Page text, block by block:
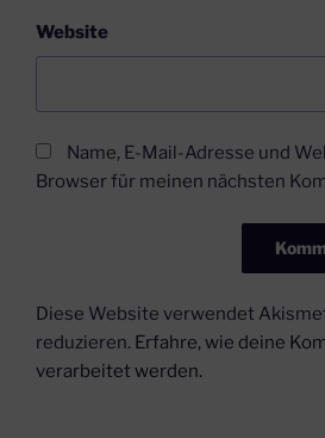
Website
Name, E-Mail-Adresse und
Browser für meinen nächsten
Diese Website verwendet
reduzieren. Erfahre, wie deine
verarbeitet werden.